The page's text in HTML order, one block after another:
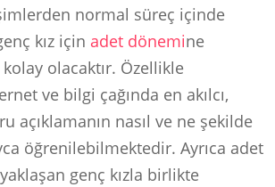
normal süreç içinde
kız için adet dönemine
olacaktır. Özellikle
ve bilgi çağında en akılcı,
açıklamanın nasıl ve ne şekilde
öğrenilebilmektedir. Ayrıca adet
genç kızla birlikte